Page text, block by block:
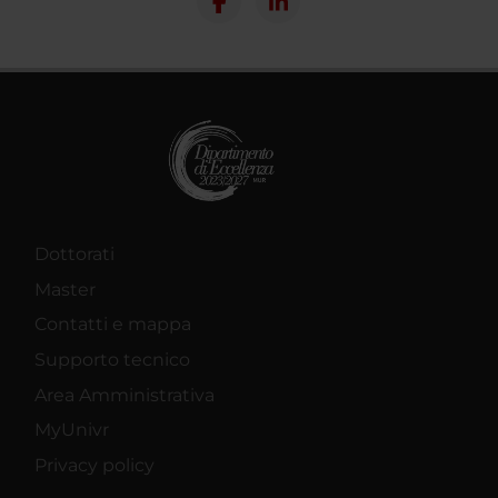
Dottorati
Master
Contatti e mappa
Supporto tecnico
Area Amministrativa
MyUnivr
Privacy policy